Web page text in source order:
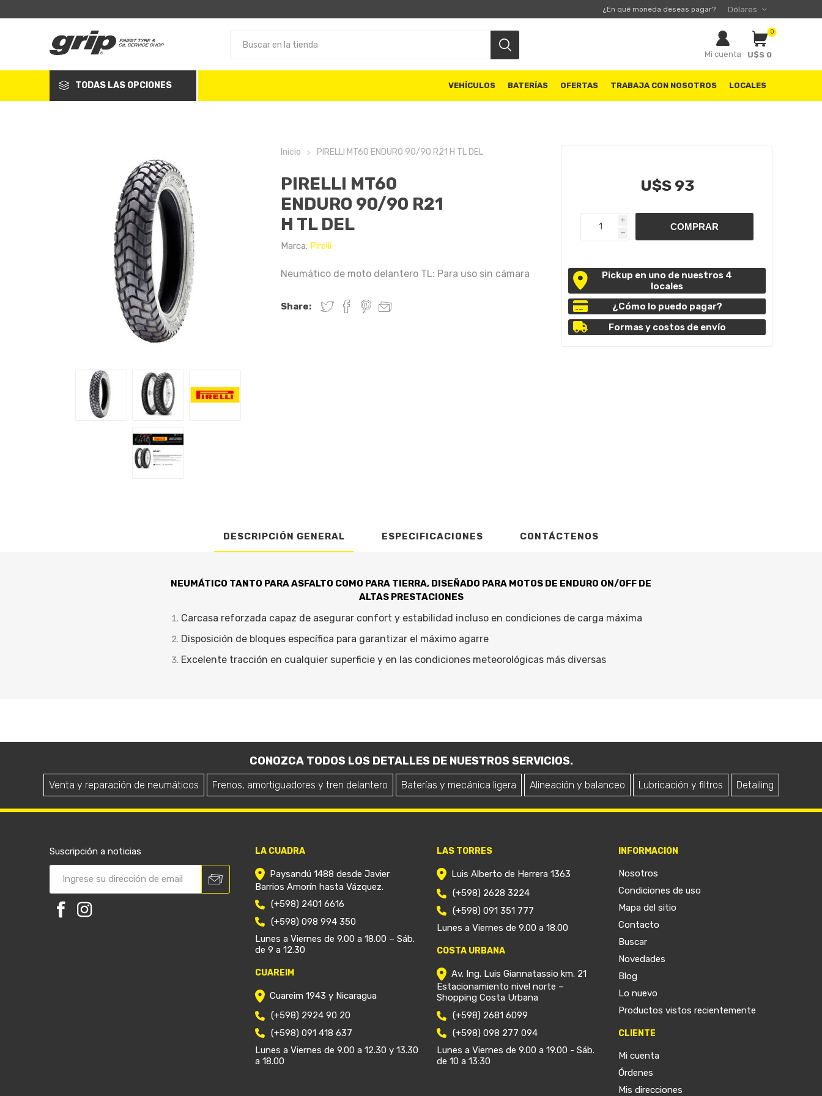
¿En qué moneda deseas pagar?
Mi cuenta
0
U$S 0
TODAS LAS OPCIONES VEHÍCULOS BATERÍAS OFERTAS TRABAJA CON NOSOTROS LOCALES
Inicio PIRELLI MT60 ENDURO 90/90 R21 H TL DEL
PIRELLI MT60
ENDURO 90/90 R21
H TL DEL
Marca: Pirelli
Neumático de moto delantero TL: Para uso sin cámara
Share:
U$S 93
i
h
Pickup en uno de nuestros 4
locales
¿Cómo lo puedo pagar?
Formas y costos de envío
DESCRIPCIÓN GENERAL ESPECIFICACIONES CONTÁCTENOS
NEUMÁTICO TANTO PARA ASFALTO COMO PARA TIERRA, DISEÑADO PARA MOTOS DE ENDURO ON/OFF DE
ALTAS PRESTACIONES
Carcasa reforzada capaz de asegurar confort y estabilidad incluso en condiciones de carga máxima
Disposición de bloques específica para garantizar el máximo agarre
Excelente tracción en cualquier superficie y en las condiciones meteorológicas más diversas
CONOZCA TODOS LOS DETALLES DE NUESTROS SERVICIOS.
Venta y reparación de neumáticos Frenos, amortiguadores y tren delantero Baterías y mecánica ligera Alineación y balanceo Lubricación y filtros Detailing
Suscripción a noticias LA CUADRA
Paysandú 1488 desde Javier
Barrios Amorín hasta Vázquez.
(+598) 2401 6616
(+598) 098 994 350
Lunes a Viernes de 9.00 a 18.00 – Sáb.
de 9 a 12.30
CUAREIM
Cuareim 1943 y Nicaragua
(+598) 2924 90 20
(+598) 091 418 637
Lunes a Viernes de 9.00 a 12.30 y 13.30
a 18.00
LAS TORRES
Luis Alberto de Herrera 1363
(+598) 2628 3224
(+598) 091 351 777
Lunes a Viernes de 9.00 a 18.00
COSTA URBANA
Av. Ing. Luis Giannatassio km. 21
Estacionamiento nivel norte –
Shopping Costa Urbana
(+598) 2681 6099
(+598) 098 277 094
Lunes a Viernes de 9.00 a 19.00 - Sáb.
de 10 a 13:30
INFORMACIÓN
Nosotros
Condiciones de uso
Mapa del sitio
Contacto
Buscar
Novedades
Blog
Lo nuevo
Productos vistos recientemente
CLIENTE
Mi cuenta
Órdenes
Mis direcciones